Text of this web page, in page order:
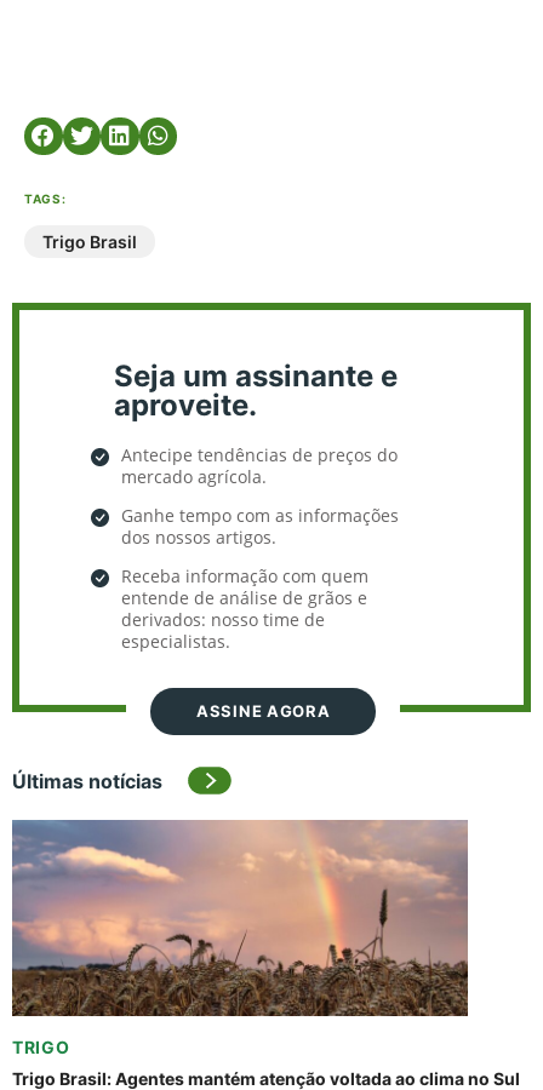
TAGS:
Trigo Brasil
Seja um assinante e
aproveite.
Antecipe tendências de preços do
mercado agrícola.
Ganhe tempo com as informações
dos nossos artigos.
Receba informação com quem
entende de análise de grãos e
derivados: nosso time de
especialistas.
ASSINE AGORA
Últimas notícias
TRIGO
Trigo Brasil: Agentes mantém atenção voltada ao clima no Sul